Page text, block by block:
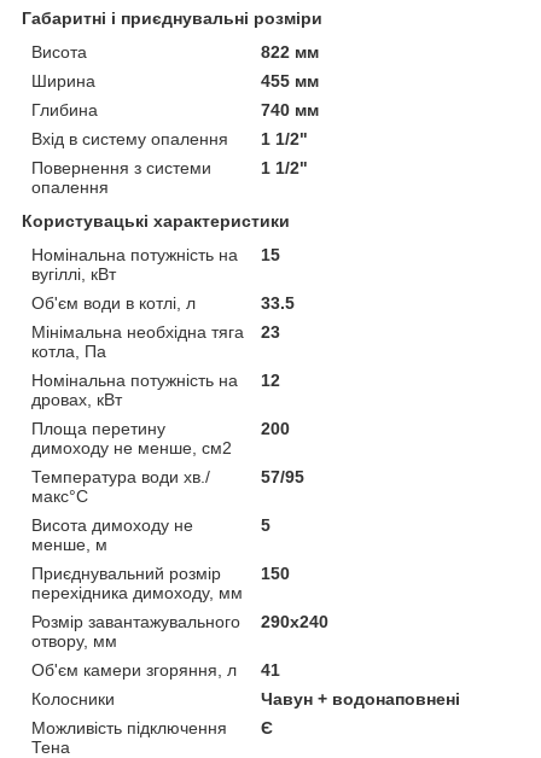
Габаритні і приєднувальні розміри
Висота
822 мм
Ширина
455 мм
Глибина
740 мм
Вхід в систему опалення
1 1/2"
Повернення з системи
опалення
1 1/2"
Користувацькі характеристики
Номінальна потужність на
вугіллі, кВт
15
Об'єм води в котлі, л
33.5
Мінімальна необхідна тяга
котла, Па
23
Номінальна потужність на
дровах, кВт
12
Площа перетину
димоходу не менше, см2
200
Температура води хв./
макс°C
57/95
Висота димоходу не
менше, м
5
Приєднувальний розмір
перехідника димоходу, мм
150
Розмір завантажувального
отвору, мм
290х240
Об'єм камери згоряння, л
41
Колосники
Чавун + водонаповнені
Можливість підключення
Тена
Є